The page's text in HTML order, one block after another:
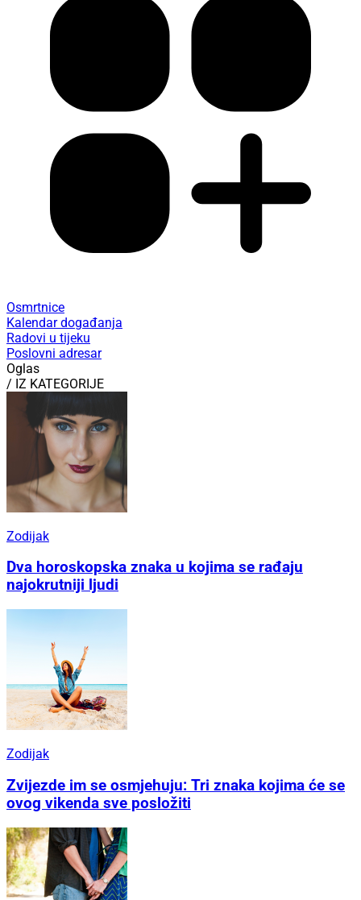
Osmrtnice
Kalendar događanja
Radovi u tijeku
Poslovni adresar
Oglas
/ IZ KATEGORIJE
Zodijak
Dva horoskopska znaka u kojima se rađaju
najokrutniji ljudi
Zodijak
Zvijezde im se osmjehuju: Tri znaka kojima će se
ovog vikenda sve posložiti